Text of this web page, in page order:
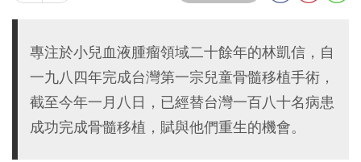
專注於小兒血液腫瘤領域二十餘年的林凱信，自
一九八四年完成台灣第一宗兒童骨髓移植手術，
截至今年一月八日，已經替台灣一百八十名病患
成功完成骨髓移植，賦與他們重生的機會。